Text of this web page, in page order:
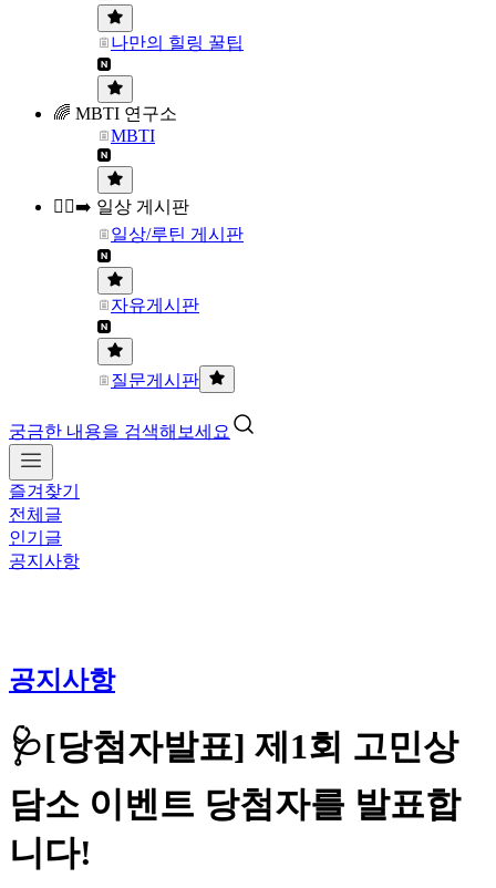
나만의 힐링 꿀팁
🌈 MBTI 연구소
MBTI
🏃‍♀️‍➡️ 일상 게시판
일상/루틴 게시판
자유게시판
질문게시판
궁금한 내용을 검색해보세요
즐겨찾기
전체글
인기글
공지사항
공지사항
🩺[당첨자발표] 제1회 고민상
담소 이벤트 당첨자를 발표합
니다!